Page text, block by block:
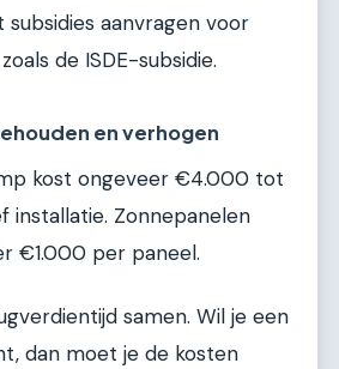
subsidies aanvragen voor
de ISDE-subsidie.
en verhogen
kost ongeveer €4.000 tot
installatie. Zonnepanelen
€1.000 per paneel.
samen. Wil je een
dan moet je de kosten